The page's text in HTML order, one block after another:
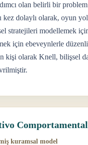
olan belirli bir
dolaylı olarak, oyun
stratejileri modellemek
için ebeveynlerle
kişi olarak Knell, bilişsel
kuramsal model